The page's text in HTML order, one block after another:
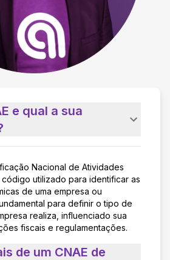
e qual a sua
Nacional de Atividades
código utilizado para identificar as
de uma empresa ou
para definir o tipo de
realiza, influenciado sua
fiscais e regulamentações.
de um CNAE de